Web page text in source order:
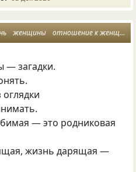
женщины отношение к женщине
— загадки.
— это родниковая
, жизнь дарящая —